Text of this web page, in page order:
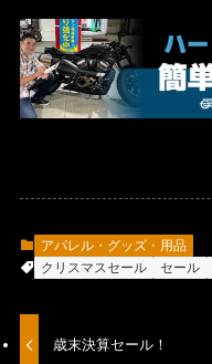
アパレル・グッズ・用品
クリスマスセール
セール
歳末決算セール！